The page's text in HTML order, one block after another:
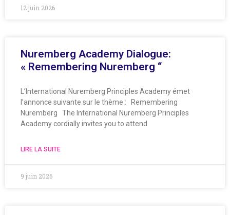
12 juin 2026
Nuremberg Academy Dialogue:
« Remembering Nuremberg “
L’International Nuremberg Principles Academy émet
l’annonce suivante sur le thème : Remembering
Nuremberg The International Nuremberg Principles
Academy cordially invites you to attend
LIRE LA SUITE
9 juin 2026